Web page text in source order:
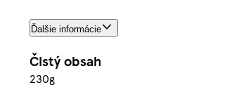
Ďalšie informácie
Čistý obsah
230g